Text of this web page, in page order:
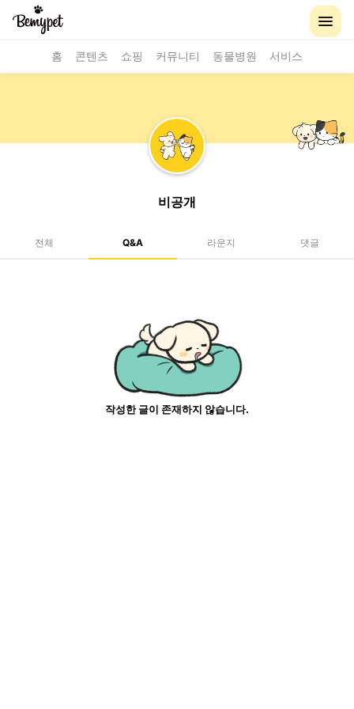
홈 콘텐츠 쇼핑 커뮤니티 동물병원 서비스
비공개
전체 Q&A 라운지 댓글
작성한 글이 존재하지 않습니다.